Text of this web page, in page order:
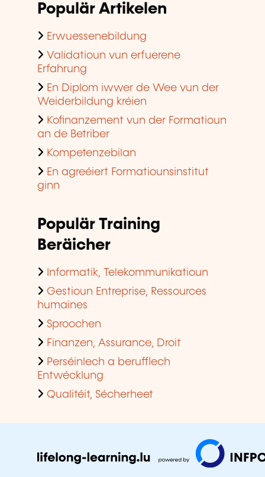
Populär Artikelen
Erwuessenebildung
Validatioun vun erfuerene
Erfahrung
En Diplom iwwer de Wee vun der
Weiderbildung kréien
Kofinanzement vun der Formatioun
an de Betriber
Kompetenzebilan
En agreéiert Formatiounsinstitut
ginn
Populär Training
Beräicher
Informatik, Telekommunikatioun
Gestioun Entreprise, Ressources
humaines
Sproochen
Finanzen, Assurance, Droit
Perséinlech a berufflech
Entwécklung
Qualitéit, Sécherheet